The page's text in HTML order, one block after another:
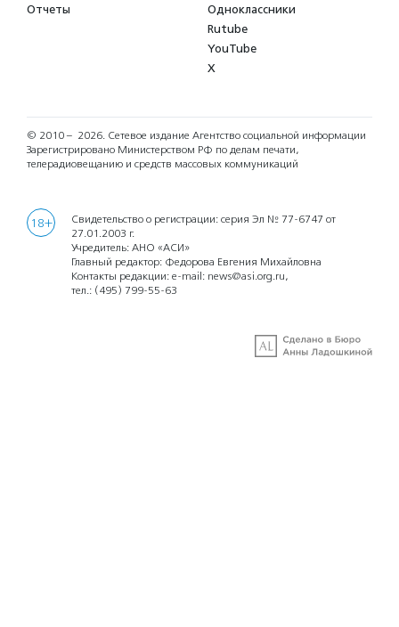
Отчеты
Одноклассники
Rutube
YouTube
X
© 2010 – 2026. Сетевое издание Агентство социальной информации
Зарегистрировано Министерством РФ по делам печати,
телерадиовещанию и средств массовых коммуникаций
18+
Свидетельство о регистрации: серия Эл № 77-6747 от
27.01.2003 г.
Учредитель: АНО «АСИ»
Главный редактор: Федорова Евгения Михайловна
Контакты редакции: e-mail: news@asi.org.ru,
тел.: (495) 799-55-63